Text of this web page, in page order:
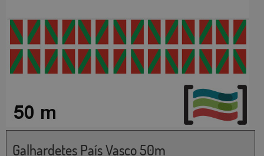
Galhardetes País Vasco 50m